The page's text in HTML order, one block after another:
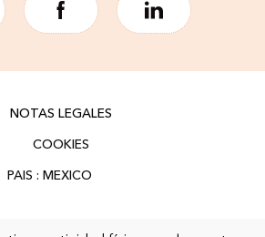
NOTAS LEGALES
COOKIES